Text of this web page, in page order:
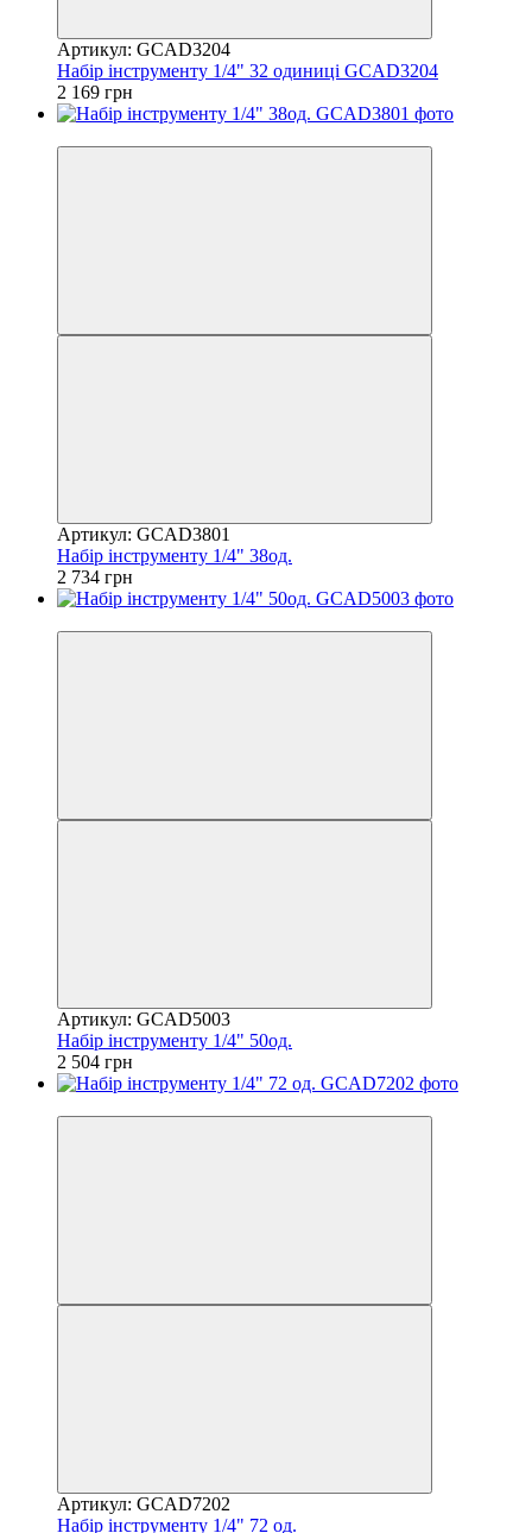
Артикул: GCAD3204
Набір інструменту 1/4" 32 одиниці GCAD3204
2 169 грн
Артикул: GCAD3801
Набір інструменту 1/4" 38од.
2 734 грн
Артикул: GCAD5003
Набір інструменту 1/4" 50од.
2 504 грн
Артикул: GCAD7202
Набір інструменту 1/4" 72 од.